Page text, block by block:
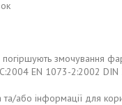
змочування
EN 1073-2:2002
або інформації для